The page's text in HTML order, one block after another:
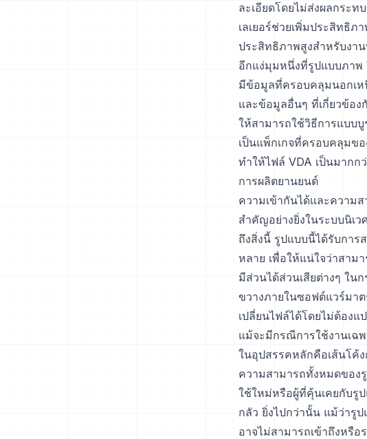
ละเอียดโดยไม่ส่งผลกระ
เลเยอร์ช่วยเพิ่มประสิทธิ
ประสิทธิภาพสูงสำหรับงา
อีกแง่มุมหนึ่งที่รูปแบบภาพ
มีข้อมูลที่ครอบคลุมนอกเ
และข้อมูลอื่นๆ ที่เกี่ยวข้อ
ให้สามารถใช้วิธีการแบบ
เป็นแพ็กเกจที่ครอบคลุมข
ทำให้ไฟล์ VDA เป็นมาก
การผลิตยานยนต์
ความเข้ากันได้และความ
สำคัญอย่างยิ่งในระบบนิเ
ถึงสิ่งนี้ รูปแบบนี้ได้รับกา
หลาย เพื่อให้แน่ใจว่าสาม
มีส่วนได้ส่วนเสียต่างๆ ใน
ขวางภายในซอฟต์แวร์มา
เปลี่ยนไฟล์ได้โดยไม่ต้อง
แม้จะมีกรณีการใช้งานเฉ
ในอุปสรรคหลักคือเส้นโค้
ความสามารถทั้งหมดของ
ใช้ใหม่หรือผู้ที่คุ้นเคยกับรู
กลัว ยิ่งไปกว่านั้น แม้ว่ารู
อาจไม่สามารถเข้าถึงหรื